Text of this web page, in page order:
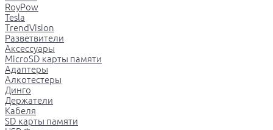
RoyPow
Tesla
TrendVision
Разветвители
Аксессуары
MicroSD карты памяти
Адаптеры
Алкотестеры
Динго
Держатели
Кабеля
SD карты памяти